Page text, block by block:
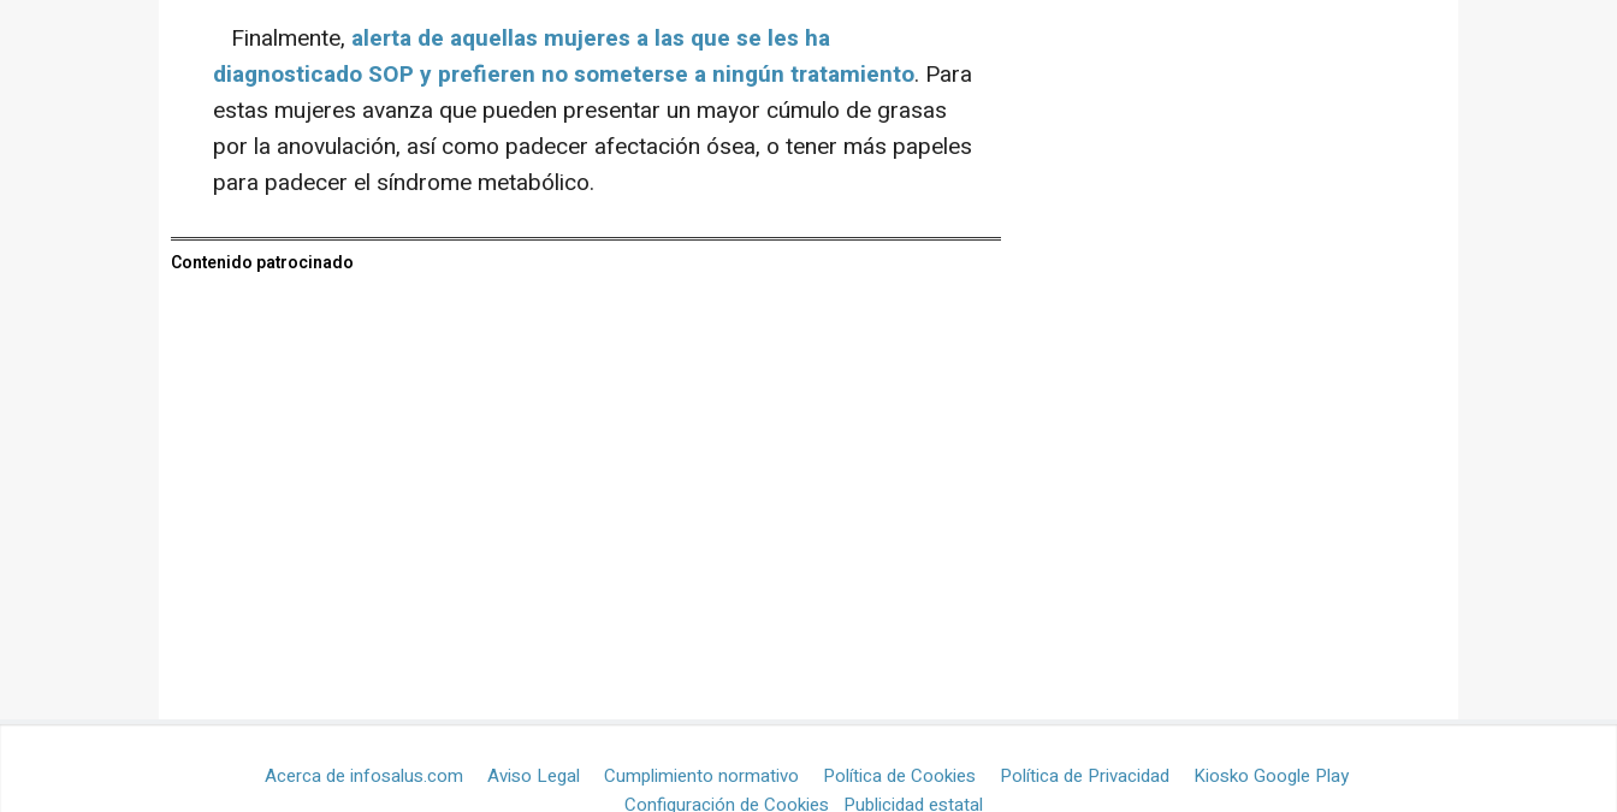
Finalmente, alerta de aquellas mujeres a las que se les ha
diagnosticado SOP y prefieren no someterse a ningún tratamiento. Para
estas mujeres avanza que pueden presentar un mayor cúmulo de grasas
por la anovulación, así como padecer afectación ósea, o tener más papeles
para padecer el síndrome metabólico.
Contenido patrocinado
Acerca de infosalus.com Aviso Legal Cumplimiento normativo Política de Cookies Política de Privacidad
Kiosko Google Play
Configuración de Cookies
Publicidad estatal